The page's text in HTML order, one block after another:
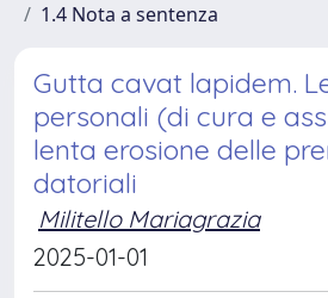
1.4 Nota a sentenza
Gutta cavat lapidem.
personali (di cura e
lenta erosione delle
datoriali
Militello Mariagrazia
2025-01-01